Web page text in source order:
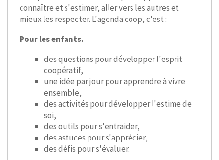
connaître et s'estimer, aller vers les autres et
mieux les respecter. L'agenda coop, c'est :
Pour les enfants.
des questions pour développer l'esprit
coopératif,
une idée par jour pour apprendre à vivre
ensemble,
des activités pour développer l'estime de
soi,
des outils pour s'entraider,
des astuces pour s'apprécier,
des défis pour s'évaluer.